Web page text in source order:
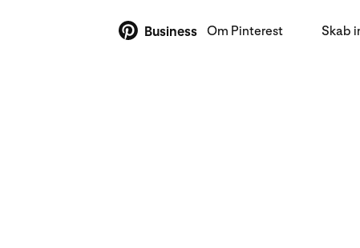
Business Om Pinterest Skab